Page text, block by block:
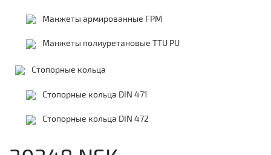
Манжеты армированные FPM
Манжеты полиуретановые TTU PU
Стопорные кольца
Стопорные кольца DIN 471
Стопорные кольца DIN 472